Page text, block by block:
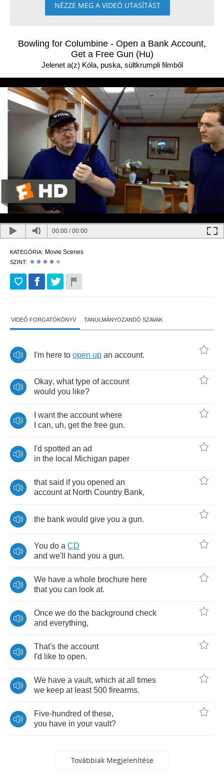
NÉZZE MEG A VIDEÓ UTASÍTÁST
Bowling for Columbine - Open a Bank Account,
Get a Free Gun (Hu)
Jelenet a(z) Kóla, puska, sültkrumpli filmből
00:00 /00:00
KATEGÓRIA: Movie Scenes
SZINT:
VIDEÓ FORGATÓKÖNYV TANULMÁNYOZANDÓ SZAVAK
I'm here to open up an account.
Okay, what type of account
would you like?
want the account where
can, uh, get the free gun.
I'd spotted an ad
in the local Michigan paper
that said if you opened an
account at North Country Bank,
the bank would give you a gun.
You do a CD
and we'll hand you a gun.
We have a whole brochure here
that you can look at.
Once we do the background check
and everything,
That's the account
I'd
like to open.
We have a vault, which at all
times
we keep at least500 firearms.
Five-hundred of these,
you have in your vault?
Továbbiak Megjelenítése